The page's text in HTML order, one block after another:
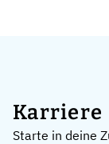
Karriere
Starte in deine